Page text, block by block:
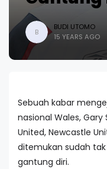
B
BUDI UTOMO
15 YEARS AGO
Sebuah kabar
nasional Wales,
United, Newcastle
ditemukan sudah
gantung diri.